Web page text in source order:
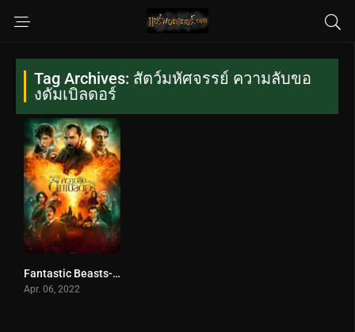
Tag Archives: สัตว์มหัศจรรย์ ความลับขอ
งดัมเบิลดอร์
Fantastic Beasts- The Secrets of Dumbledore (2022) สัตว์มหัศจรรย์ ความลับของดัมเบิลดอร์
Apr. 06, 2022